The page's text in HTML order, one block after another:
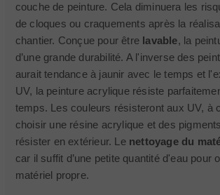
couche de peinture. Cela diminuera les
de cloques ou craquements après la
chantier. Conçue pour être lavable, la
d’une grande durabilité. A l'inverse des
aurait tendance à jaunir avec le temps et
UV, la peinture acrylique résiste
temps. Les couleurs résisteront aux UV, à
choisir une résine acrylique et des
résister en extérieur. Le nettoyage du
car il suffit d’une petite quantité d'eau pour
matériel propre.